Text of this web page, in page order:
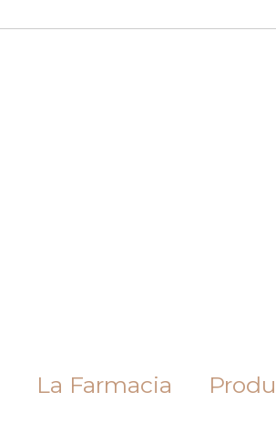
La Farmacia